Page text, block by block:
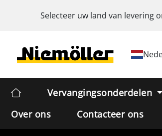
Selecteer uw land van levering
Vervangingsonderdelen
Over ons
Contacteer ons